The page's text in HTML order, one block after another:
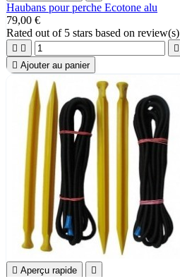
Haubans pour perche Ecotone alu
79,00 €
Rated out of 5 stars based on review(s)
  
 Ajouter au panier
 Aperçu rapide 